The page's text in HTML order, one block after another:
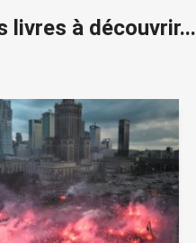
livres à découvrir...